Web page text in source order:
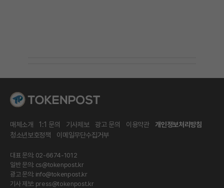
매체소개 1:1 문의 기사제보 광고 문의 이용약관
개인정보처리방침
청소년보호정책
이메일무단수집거부
대표 문의: 02-6674-1012
일반 문의: cs@tokenpost.kr
광고 문의: info@tokenpost.kr
기사 제보: press@tokenpost.kr